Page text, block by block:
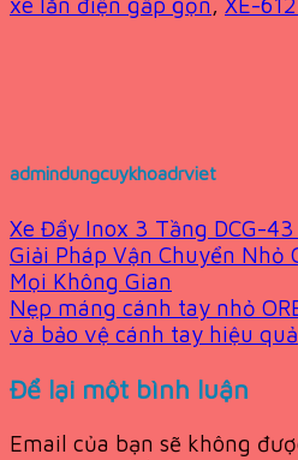
xe lăn điện gấp gọn, XE-
admindungcuykhoadrviet
Xe Đẩy Inox 3 Tầng DCG-
Giải Pháp Vận Chuyển Nhỏ
Mọi Không Gian
Nẹp máng cánh tay nhỏ
và bảo vệ cánh tay hiệu quả
Để lại một bình luận
Email của bạn sẽ không